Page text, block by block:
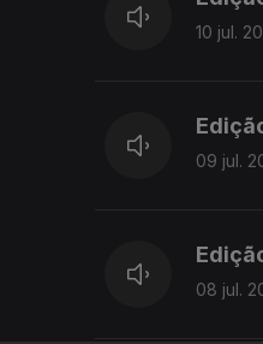
10 jul.
09 jul.
08 jul.